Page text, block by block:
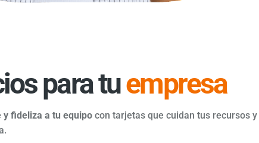
para tuempresa
y fideliza a tu equipo con tarjetas que cuidan tus recursos y